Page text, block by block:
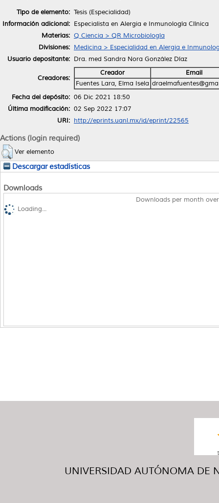
Tipo de elemento: Tesis (Especialidad)
Información adicional: Especialista en Alergia e Inmunología Clínica
Materias: Q Ciencia > QR Microbiología
Divisiones: Medicina > Especialidad en Alergia e
Usuario depositante: Dra. med Sandra Nora González Díaz
Creadores:
Creador
Email
Fuentes Lara, Elma Isela
Fecha del depósito: 06 Dic 2021 18:50
Última modificación: 02 Sep 2022 17:07
URI: http://eprints.uanl.mx/id/eprint/22565
Actions (login required)
Ver elemento
Descargar estadísticas
Downloads
Downloads per month
Loading...
UNIVERSIDAD AUTÓNOMA DE